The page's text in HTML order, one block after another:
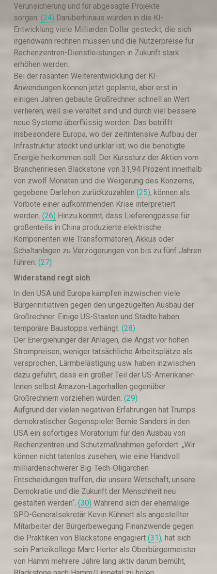
Verunsicherung und für abgesagte Projekte
sorgen.(24) Darüberhinaus wurden in die KI-
Entwicklung viele Milliarden Dollar gesteckt, die sich
irgendwann rechnen müssen und die Nutzerpreise für
Rechenzentren-Dienstleistungen in Zukunft stark
erhöhen werden.
Bei der rasanten Weiterentwicklung der KI-
Anwendungen können jetzt geplante, aber erst in
einigen Jahren gebaute Großrechner schnell an Wert
verlieren, weil sie veraltet sind und durch viel bessere
neue Systeme überflüssig werden. Das betrifft
insbesondere Europa, wo der zeitintensive Aufbau der
Infrastruktur stockt und unklar ist, wo die benötigte
Energie herkommen soll. Der Kurssturz der Aktien vom
Branchenriesen Blackstone von 31,94 Prozent innerhalb
von zwölf Monaten und die Weigerung des Konzerns,
gegebene Darlehen zurückzuzahlen(25), können als
Vorbote einer aufkommenden Krise interpretiert
werden.(26) Hinzu kommt, dass Lieferengpässe für
großenteils in China produzierte elektrische
Komponenten wie Transformatoren, Akkus oder
Schaltanlagen zu Verzögerungen von bis zu fünf Jahren
führen.(27)
Widerstand regt sich
In den USA und Europa kämpfen inzwischen viele
Bürgerinitiativen gegen den ungezügelten Ausbau der
Großrechner. Einige US-Staaten und Städte haben
temporäre Baustopps verhängt.(28)
Der Energiehunger der Anlagen, die Angst vor hohen
Strompreisen, weniger tatsächliche Arbeitsplätze als
versprochen, Lärmbelästigung usw. haben inzwischen
dazu geführt, dass ein großer Teil der US-Amerikaner-
Innen selbst Amazon-Lagerhallen gegenüber
Großrechnern vorziehen würden.(29)
Aufgrund der vielen negativen Erfahrungen hat Trumps
demokratischer Gegenspieler Bernie Sanders in den
USA ein sofortiges Moratorium für den Ausbau von
Rechenzentren und Schutzmaßnahmen gefordert: „Wir
können nicht tatenlos zusehen, wie eine Handvoll
milliardenschwerer Big-Tech-Oligarchen
Entscheidungen treffen, die unsere Wirtschaft, unsere
Demokratie und die Zukunft der Menschheit neu
gestalten werden“.(30) Während sich der ehemalige
SPD-Generalsekretär Kevin Kühnert als angestellter
Mitarbeiter der Bürgerbewegung Finanzwende gegen
die Praktiken von Blackstone engagiert(31), hat sich
sein Parteikollege Marc Herter als Oberbürgermeister
von Hamm mehrere Jahre lang aktiv darum bemüht,